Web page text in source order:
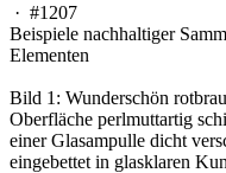
· #1207
Beispiele nachhaltiger
Elementen
Bild 1: Wunderschön
Oberfläche perlmuttartig
einer Glasampulle dicht
eingebettet in glasklaren